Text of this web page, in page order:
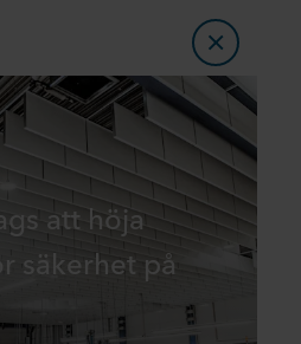
att höja
säkerhet på